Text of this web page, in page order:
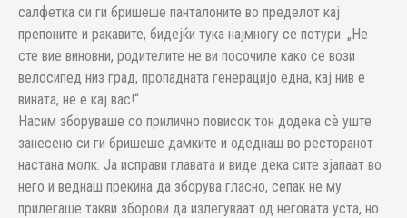
салфетка си ги бришеше панталоните во пределот кај
препоните и ракавите, бидејќи тука најмногу се потури. „Не
сте вие виновни, родителите не ви посочиле како се вози
велосипед низ град, пропадната генерацијо една, кај нив е
вината, не е кај вас!“
Насим зборуваше со прилично повисок тон додека сѐ уште
занесено си ги бришеше дамките и одеднаш во ресторанот
настана молк. Ја исправи главата и виде дека сите зјапаат во
него и веднаш прекина да зборува гласно, сепак не му
прилегаше такви зборови да излегуваат од неговата уста, но